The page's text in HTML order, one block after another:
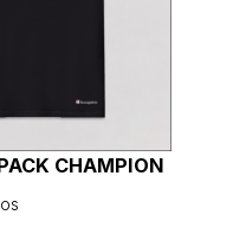
CHAMPION